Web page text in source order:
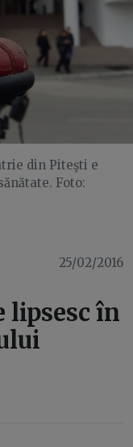
din Piteşti e
Foto:
25/02/2016
lipsesc în